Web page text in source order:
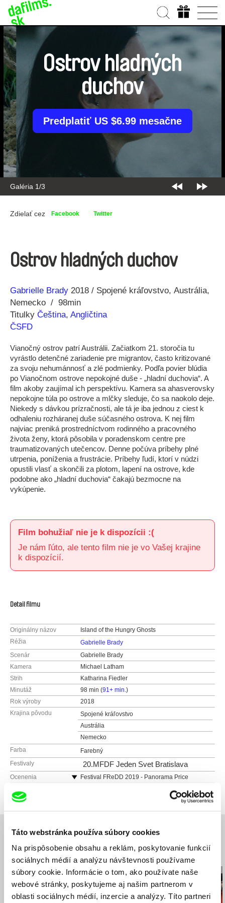
Táto webstránka používa súbory cookies
Na prispôsobenie obsahu a reklám, poskytovanie funkcií
sociálnych médií a analýzu návštevnosti používame
súbory cookie. Informácie o tom, ako používate naše
webové stránky, poskytujeme aj našim partnerom v
oblasti sociálnych médií, inzercie a analýzy. Títo partneri
Galéria 2/3
Ostrov hladných
duchov
Predplatiť US $6.99 mesačne
Zdielať cez Facebook Twitter
Ostrov hladných duchov
Réžia
Gabrielle Brady
Rok
výroby
2018 Spojené kráľovstvo Austrália
Nemecko
98min
Titulky Čeština, Angličtina
ČSFD
Vianočný ostrov patrí Austrálii. Začiatkom 21. storočia tu
vyrástlo detenčné zariadenie pre migrantov, často kritizované
za svoju nehumánnosť a zlé podmienky. Podľa povier blúdia
po Vianočnom ostrove nepokojné duše - „hladní duchovia“. A
film akoby zaujímal ich perspektívu. Kamera sa ahasverovsky
nepokojne túla po ostrove a mlčky sleduje, čo sa naokolo deje.
Niekedy s dávkou prízračnosti, ale tá je iba jednou z ciest k
odhaleniu rozháranej duše súčasného ostrova. K nej film
najviac preniká prostredníctvom rodinného a pracovného
života ženy, ktorá pôsobila v poradenskom centre pre
traumatizovaných utečencov. Denne počúva príbehy plné
utrpenia, poníženia a frustrácie. Príbehy ľudí, ktorí v núdzi
opustili vlasť a skončili za plotom, lapení na ostrove, kde
podobne ako „hladní duchovia“ čakajú bezmocne na
vykúpenie.
Film bohužiaľ nie je k dispozícii :(
Je nám ľúto, ale tento film nie je vo Vašej krajine
k dispozícií.
Detail filmu
Originálny názov
Island of the Hungry Ghosts
Réžia
Gabrielle Brady
Scenár
Gabrielle Brady
Kamera
Michael Latham
Strih
Katharina Fiedler
Minutáž
98 min (91+ min.)
Rok výroby
2018
Krajina pôvodu
Spojené kráľovstvo
Austrália
Nemecko
Farba
Farebný
Festivaly
20.MFDF Jeden Svet Bratislava
Ocenenia
Festival FReDD 2019 - Panorama Price
Tribeca Film Festival 2018 - Best Documentary
Visions du Réel 2018 - Buyens-Chagoll Award
Edinburgh IFF - Special Mention
Crested Butte FF 2018 - Best Documentary
Adelaide FF 2018 - Flinders University Feature
Documentary Award
ZagrebDox 2019 - Special Mention from the
Movies That Matter Jury
Sole Luna Doc Film Festival 2019 - Best
Súvisiace filmy (20)